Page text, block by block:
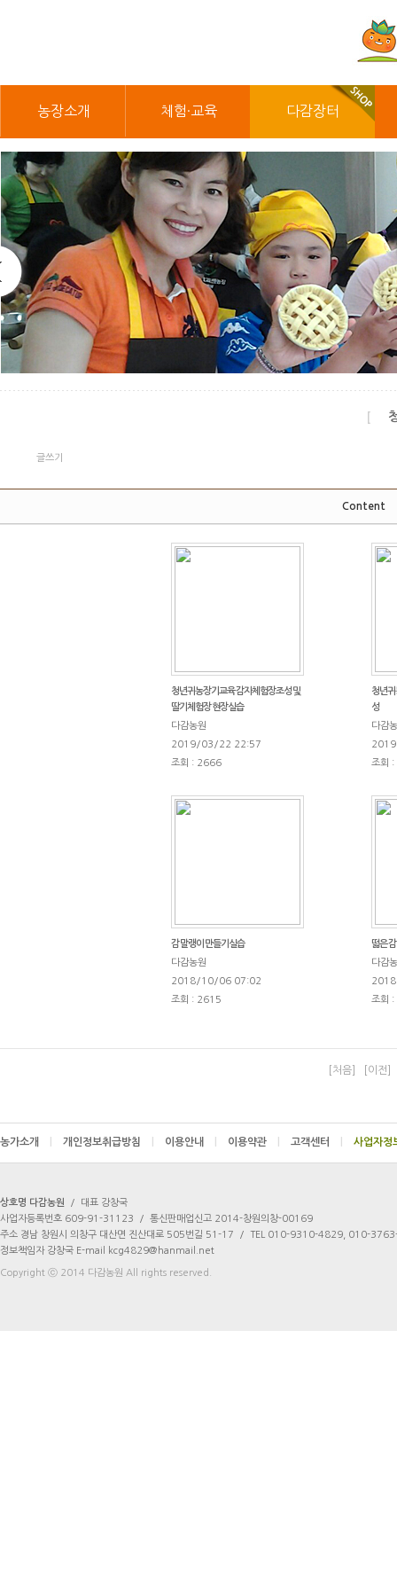
농장소개 체험·교육 다감장터
글쓰기
Content
청년귀농장기교육 감자체험장조성 및
딸기체험장 현장실습
다감농원
2019/03/22 22:57
조회 : 2666
청년귀
성
다감
조회
감 말랭이 만들기실습
다감농원
2018/10/06 07:02
조회 : 2615
떫은
다감
조회
[처음] [이전]
농가소개 개인정보취급방침 이용안내 이용약관 고객센터
상호명 다감농원 /
대표 강창국
사업자등록번호 609-91-31123
/
통신판매업신고 2014-창원의창-00169
주소 경남 창원시 의창구 대산면 진산대로 505번길 51-17
/
TEL 010-9310-4829, 010-
정보책임자 강창국 E-mail kcg4829@hanmail.net
Copyright ⓒ 2014 다감농원 All rights reserved.